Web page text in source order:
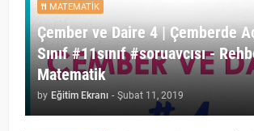
MATEMATIK
Çember ve Daire 4 | Çemberde
Sınıf #11sınıf #soruavcısı -
Matematik
by Eğitim Ekranı - Şubat 11, 2019